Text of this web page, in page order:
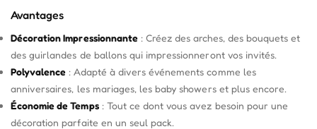
Avantages
Décoration Impressionnante: Créez des arches, des bouquets et
des guirlandes de ballons qui impressionneront vos invités.
Polyvalence : Adapté à divers événements comme les
anniversaires, les mariages, les baby showers et plus encore.
Économie de Temps: Tout ce dont vous avez besoin pour une
décoration parfaite en un seul pack.